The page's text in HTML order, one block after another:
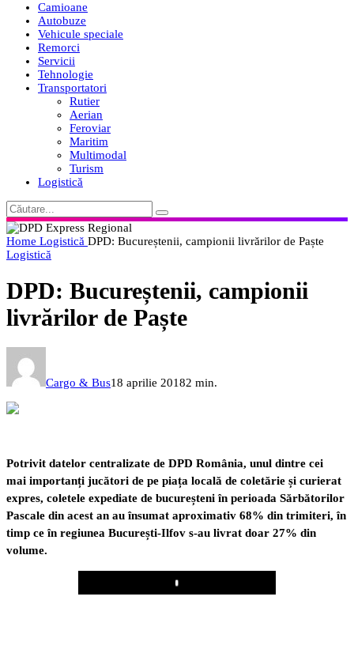
Camioane
Autobuze
Vehicule speciale
Remorci
Servicii
Tehnologie
Transportatori
Rutier
Aerian
Feroviar
Maritim
Multimodal
Turism
Logistică
Home Logistică DPD: Bucureștenii, campionii livrărilor de Paște
Logistică
DPD: Bucureștenii, campionii
livrărilor de Paște
Cargo & Bus18 aprilie 20182 min.
Potrivit datelor centralizate de DPD România, unul dintre cei
mai importanți jucători de pe piața locală de coletărie și curierat
expres, coletele expediate de bucureșteni în perioada Sărbătorilor
Pascale din acest an au însumat aproximativ 68% din trimiteri, în
timp ce în regiunea București-Ilfov s-au livrat doar 27% din
volume.
Play